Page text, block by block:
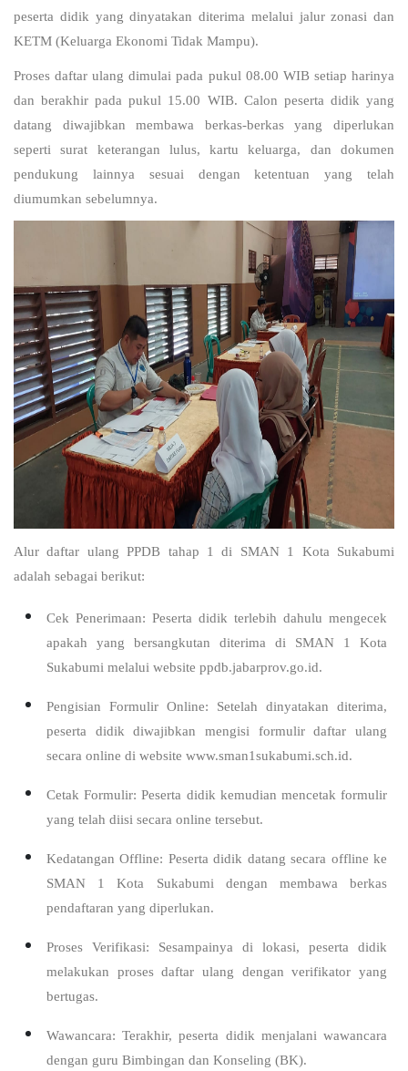
peserta didik yang dinyatakan diterima melalui jalur zonasi dan
KETM (Keluarga Ekonomi Tidak Mampu).
Proses daftar ulang dimulai pada pukul 08.00 WIB setiap harinya
dan berakhir pada pukul 15.00 WIB. Calon peserta didik yang
datang diwajibkan membawa berkas-berkas yang diperlukan
seperti surat keterangan lulus, kartu keluarga, dan dokumen
pendukung lainnya sesuai dengan ketentuan yang telah
diumumkan sebelumnya.
Alur daftar ulang PPDB tahap 1 di SMAN 1 Kota Sukabumi
adalah sebagai berikut:
Cek Penerimaan: Peserta didik terlebih dahulu mengecek
apakah yang bersangkutan diterima di SMAN 1 Kota
Sukabumi melalui website ppdb.jabarprov.go.id.
Pengisian Formulir Online: Setelah dinyatakan diterima,
peserta didik diwajibkan mengisi formulir daftar ulang
secara online di website www.sman1sukabumi.sch.id.
Cetak Formulir: Peserta didik kemudian mencetak formulir
yang telah diisi secara online tersebut.
Kedatangan Offline: Peserta didik datang secara offline ke
SMAN 1 Kota Sukabumi dengan membawa berkas
pendaftaran yang diperlukan.
Proses Verifikasi: Sesampainya di lokasi, peserta didik
melakukan proses daftar ulang dengan verifikator yang
bertugas.
Wawancara: Terakhir, peserta didik menjalani wawancara
dengan guru Bimbingan dan Konseling (BK).